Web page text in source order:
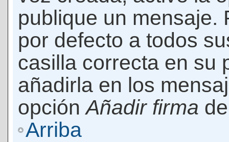
publique un mensaje.
por defecto a todos
casilla correcta en su
añadirla en los
opciónAñadir firma
Arriba